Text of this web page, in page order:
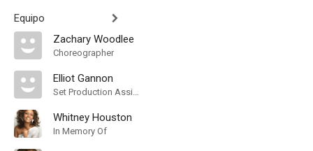
Equipo
Zachary Woodlee
Choreographer
Elliot Gannon
Set Production Assistant
Whitney Houston
In Memory Of